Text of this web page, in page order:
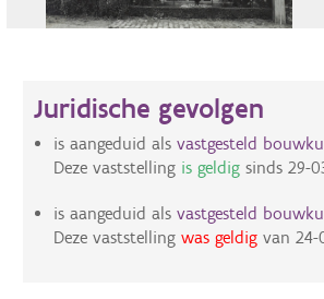
Juridische gevolgen
is aangeduid als vastgesteld
Deze vaststelling is geldigsinds 29-
is aangeduid als vastgesteld
Deze vaststelling was geldigvan 24-